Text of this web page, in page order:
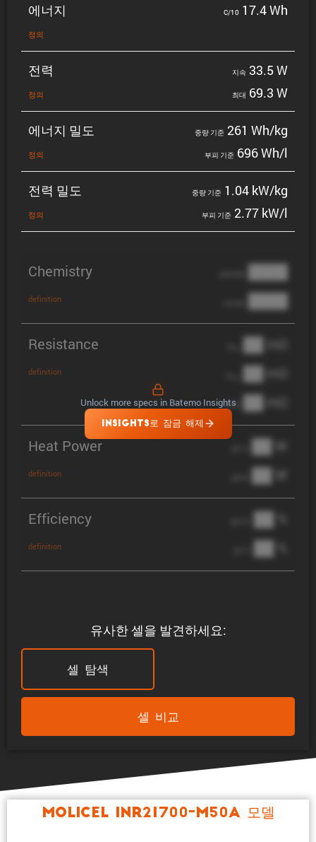
유사한 셀을 발견하세요:
셀 탐색
셀 비교
에너지
정의
C/10 17.4 Wh
전력
정의
지속 33.5 W
최대 69.3 W
에너지 밀도
정의
중량 기준 261 Wh/kg
부피 기준 696 Wh/l
전력 밀도
정의
중량 기준 1.04 kW/kg
부피 기준 2.77 kW/l
Chemistry
definition
████
████
Resistance
definition
██ mΩ
██ mΩ
DCIR ██ mΩ
Heat Power
definition
██ W
██ W
Efficiency
definition
██ %
██ %
Unlock more specs in Batemo Insights
INSIGHTS로 잠금 해제
Molicel INR21700-M50A 모델